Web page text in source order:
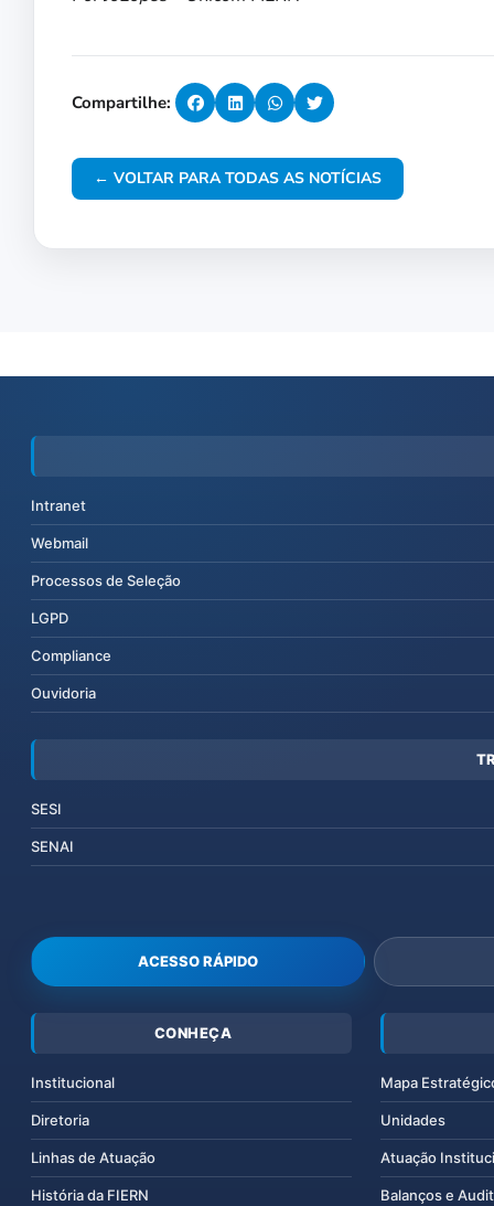
Compartilhe:
← VOLTAR PARA TODAS AS NOTÍCIAS
Intranet
Webmail
Processos de Seleção
LGPD
Compliance
Ouvidoria
SESI
SENAI
ACESSO RÁPIDO
CONHEÇA
Institucional
Diretoria
Linhas de Atuação
História da FIERN
Mapa
Unidades
Atuação
Balanços e